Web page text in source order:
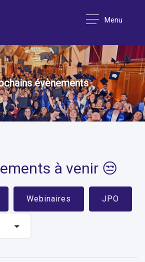
Menu
évènements
à venir 😒
JPO
Webinaires